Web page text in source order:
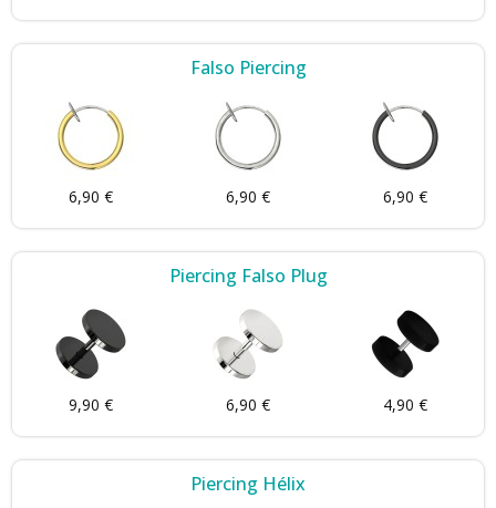
Falso Piercing
6,90 € 6,90 € 6,90 €
Piercing Falso Plug
9,90 € 6,90 € 4,90 €
Piercing Hélix